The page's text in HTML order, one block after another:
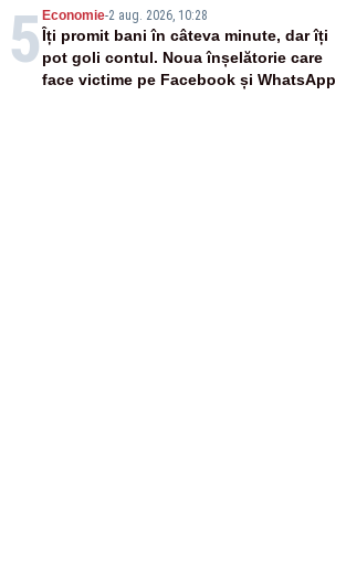
5 Economie-2 aug. 2026, 10:28
Îți promit bani în câteva minute, dar îți
pot goli contul. Noua înșelătorie care
face victime pe Facebook și WhatsApp